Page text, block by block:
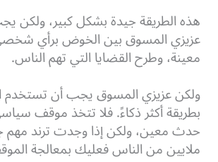
هذه الطريقة جيدة بشكل كبير، ولكن
عزيزي المسوق بين الخوض برأي
معينة، وطرح القضايا التي تهم الناس.
ولكن عزيزي المسوق يجب أن تستخدم
بطريقة أكثر ذكاءً. فلا تتخذ موقف
حدث معين، ولكن إذا وجدت ترند
ملايين من الناس فعليك بمعالجة